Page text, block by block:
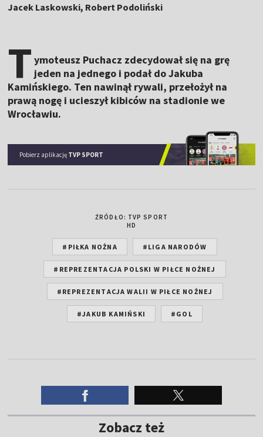
Jacek Laskowski, Robert Podoliński
T ymoteusz Puchacz zdecydował się na grę
jeden na jednego i podał do Jakuba
Kamińskiego. Ten nawinął rywali, przełożył na
prawą nogę i ucieszył kibiców na stadionie we
Wrocławiu.
Pobierz aplikację TVP SPORT
ŹRÓDŁO: TVP SPORT
HD
#PIŁKA NOŻNA #LIGA NARODÓW
#REPREZENTACJA POLSKI W PIŁCE NOŻNEJ
#REPREZENTACJA WALII W PIŁCE NOŻNEJ
#JAKUB KAMIŃSKI #GOL
Zobacz też